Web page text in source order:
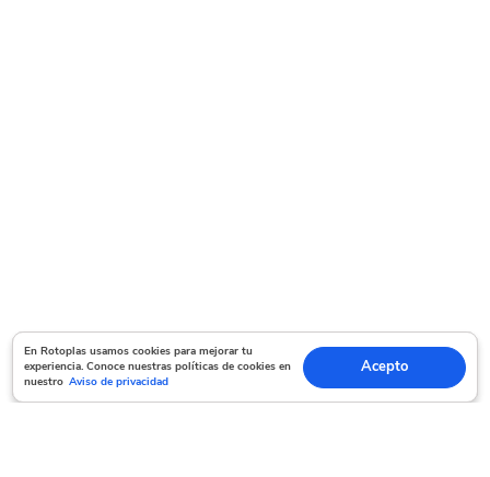
En Rotoplas usamos cookies para mejorar tu experiencia. Conoce nuestras políticas
de cookies en nuestro Aviso de privacidad Acepto
En Rotoplas usamos cookies para mejorar tu
experiencia. Conoce nuestras políticas de cookies en
nuestro Aviso de privacidad
Acepto